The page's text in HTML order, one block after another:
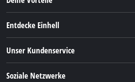
Entdecke Einhell
Nachhaltigkeit
Unser Kundenservice
Soziale Netzwerke